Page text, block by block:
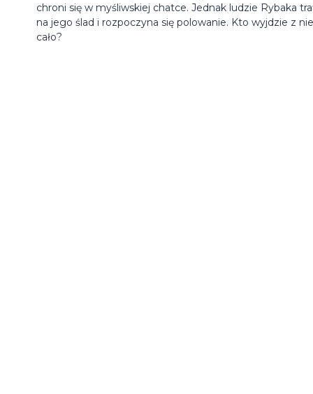
chroni się w myśliwskiej chatce. Jednak ludzie Rybaka
na jego ślad i rozpoczyna się polowanie. Kto wyjdzie z
cało?